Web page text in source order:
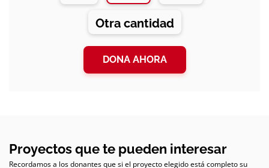
Otra cantidad
DONA AHORA
Proyectos que te pueden interesar
Recordamos a los donantes que si el proyecto elegido está completo su